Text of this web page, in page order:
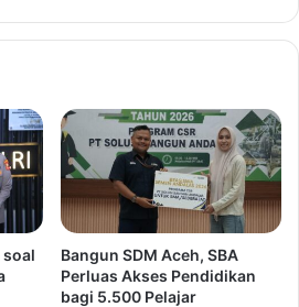
soal
Bangun SDM Aceh, SBA
Perluas Akses Pendidikan
bagi 5.500 Pelajar